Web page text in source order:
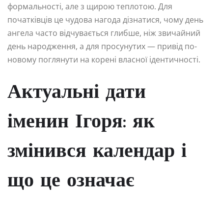
формальності, але з щирою теплотою. Для
початківців це чудова нагода дізнатися, чому день
ангела часто відчувається глибше, ніж звичайний
день народження, а для просунутих — привід по-
новому поглянути на корені власної ідентичності.
Актуальні дати
іменин Ігоря: як
змінився календар і
що це означає